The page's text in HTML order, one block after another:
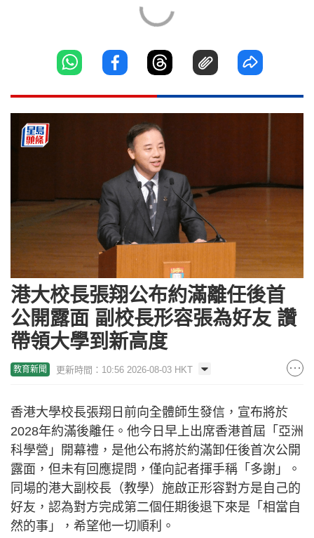
港大校長張翔公布約滿離任後首
公開露面 副校長形容張為好友 讚
帶領大學到新高度
教育新聞 更新時間：10:56 2026-08-03 HKT
香港大學校長張翔日前向全體師生發信，宣布將於
2028年約滿後離任。他今日早上出席香港首屆「亞洲
科學營」開幕禮，是他公布將於約滿卸任後首次公開
露面，但未有回應提問，僅向記者揮手稱「多謝」。
同場的港大副校長（教學）施啟正形容對方是自己的
好友，認為對方完成第二個任期後退下來是「相當自
然的事」，希望他一切順利。